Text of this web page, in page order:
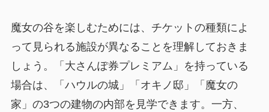
魔女の谷を楽しむためには、チケットの種類によ
って見られる施設が異なることを理解しておきま
しょう。「大さんぽ券プレミアム」を持っている
場合は、「ハウルの城」「オキノ邸」「魔女の
家」の3つの建物の内部を見学できます。一方、